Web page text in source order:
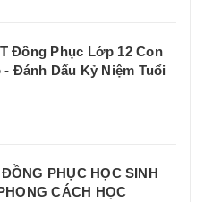
Đồng Phục Lớp 12 Con
Đánh Dấu Kỷ Niệm Tuổi
PHỤC HỌC SINH
CÁCH HỌC